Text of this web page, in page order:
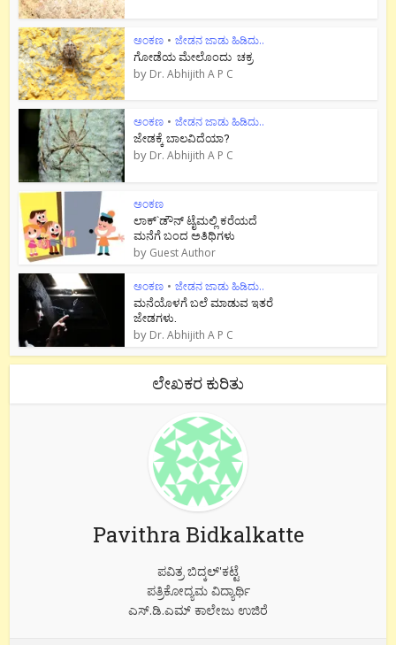
ಅಂಕಣ • ಜೇಡನ ಜಾಡು ಹಿಡಿದು..
ಗೋಡೆಯ ಮೇಲೊಂದು ಚಕ್ರ
by Dr. Abhijith A P C
ಅಂಕಣ • ಜೇಡನ ಜಾಡು ಹಿಡಿದು..
ಜೇಡಕ್ಕೆ ಬಾಲವಿದೆಯಾ?
by Dr. Abhijith A P C
ಅಂಕಣ
ಲಾಕ್`ಡೌನ್ ಟೈಮಲ್ಲಿ ಕರೆಯದೆ
ಮನೆಗೆ ಬಂದ ಅತಿಥಿಗಳು
by Guest Author
ಅಂಕಣ • ಜೇಡನ ಜಾಡು ಹಿಡಿದು..
ಮನೆಯೊಳಗೆ ಬಲೆ ಮಾಡುವ ಇತರೆ
ಜೇಡಗಳು.
by Dr. Abhijith A P C
ಲೇಖಕರ ಕುರಿತು
Pavithra Bidkalkatte
ಪವಿತ್ರ ಬಿದ್ಕಲ್'ಕಟ್ಟೆ
ಪತ್ರಿಕೋದ್ಯಮ ವಿದ್ಯಾರ್ಥಿ
ಎಸ್.ಡಿ.ಎಮ್ ಕಾಲೇಜು ಉಜಿರೆ